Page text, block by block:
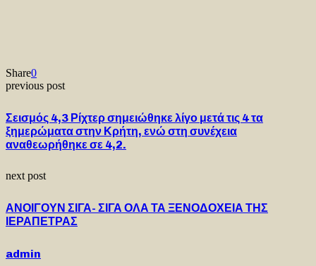
Share0
previous post
Σεισμός 4,3 Ρίχτερ σημειώθηκε λίγο μετά τις 4 τα
ξημερώματα στην Κρήτη, ενώ στη συνέχεια
αναθεωρήθηκε σε 4,2.
next post
ΑΝΟΙΓΟΥΝ ΣΙΓΑ- ΣΙΓΑ ΟΛΑ ΤΑ ΞΕΝΟΔΟΧΕΙΑ ΤΗΣ
ΙΕΡΑΠΕΤΡΑΣ
admin